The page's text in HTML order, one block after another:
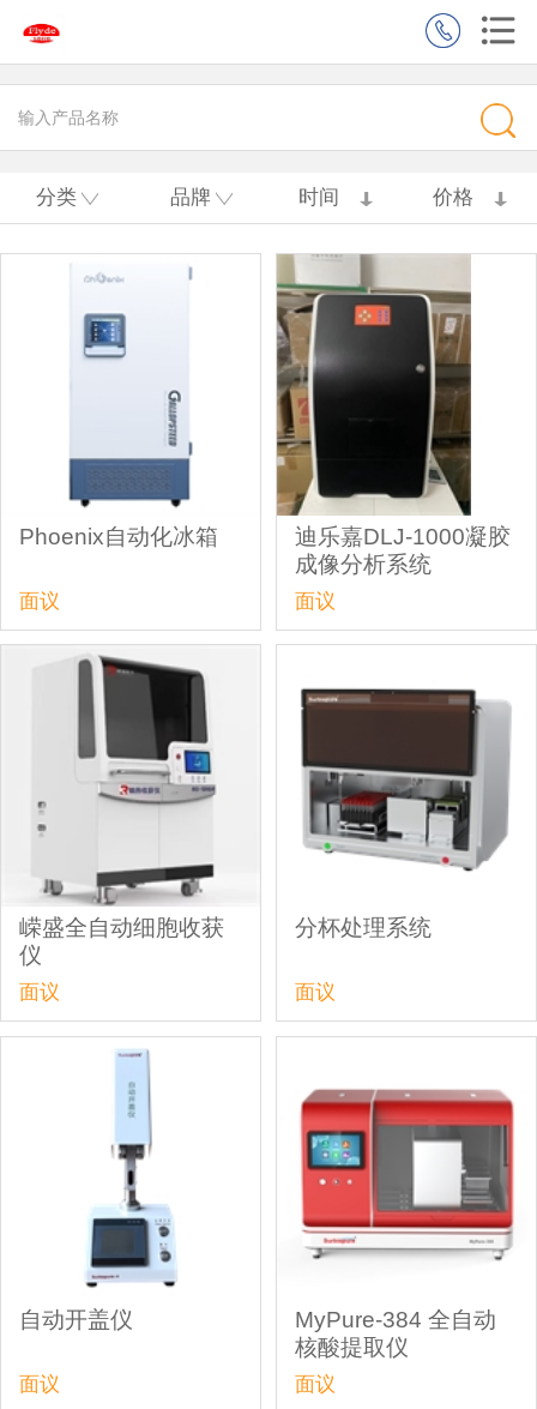
分类 品牌 时间 价格
Phoenix自动化冰箱
面议
迪乐嘉DLJ-1000凝胶
成像分析系统
面议
嵘盛全自动细胞收获
仪
面议
分杯处理系统
面议
自动开盖仪
面议
MyPure-384 全自动
核酸提取仪
面议